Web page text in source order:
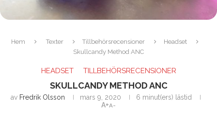
Hem Texter Tillbehörsrecensioner
Headset
Skullcandy Method ANC
HEADSET TILLBEHÖRSRECENSIONER
SKULLCANDY METHOD ANC
av Fredrik Olsson mars 9, 2020
6 minut(ers) lästid
A+A-